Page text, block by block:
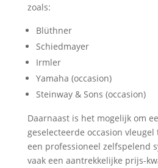
zoals:
Blüthner
Schiedmayer
Irmler
Yamaha (occasion)
Steinway & Sons (occasion)
Daarnaast is het mogelijk om
geselecteerde occasion
een professioneel zelfspelend
vaak een aantrekkelijke prijs-